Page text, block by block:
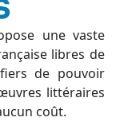
une vaste
libres de
de pouvoir
littéraires
coût.